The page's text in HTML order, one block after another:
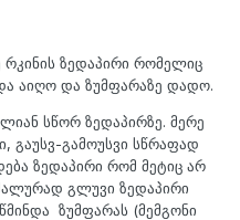
რკინის ზედაპირი რომელიც
აიღო და ზუმფარაზე დადო.
სწორ ზედაპირზე. მერე
გაუსვ-გამოუსვი სწრაფად
ზედაპირი რომ მეტიც არ
გლუვი ზედაპირი
ზუმფარას (მემგონი